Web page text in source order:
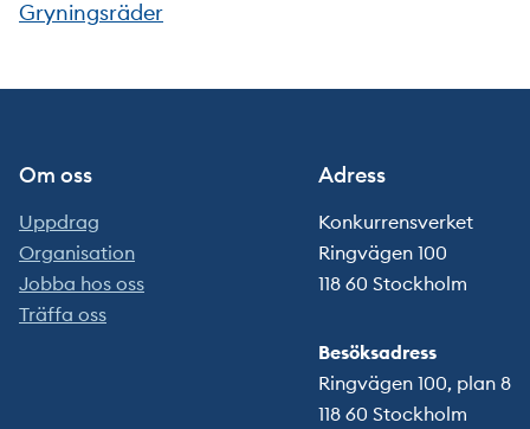
Gryningsräder
Om oss
Uppdrag
Organisation
Jobba hos oss
Träffa oss
Adress
Konkurrensverket
Ringvägen 100
118 60 Stockholm
Besöksadress
Ringvägen 100, plan 8
118 60 Stockholm